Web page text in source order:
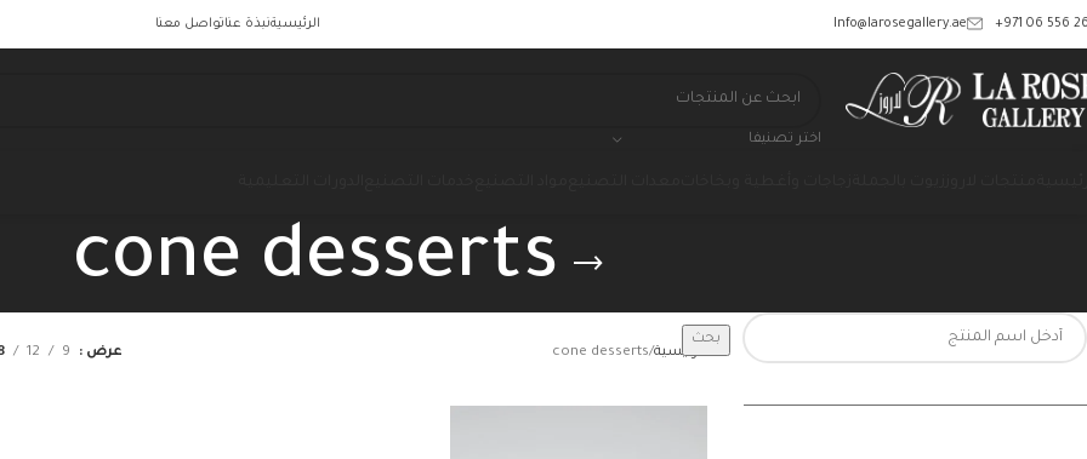
‎+971 06 556
Info@larosegallery.ae الرئيسيةنبذة عناتواصل معنا
اختر تصنيفا
cone desserts
بحث
الرئيسية cone desserts عرض 9
12